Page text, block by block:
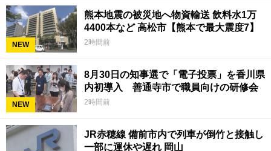
NEW
熊本地震の被災地へ物資輸送 飲料水1万
4400本など 高松市【熊本で最大震度7】
2時間前
NEW
8月30日の知事選で「電子投票」を香川県
内初導入 善通寺市で職員向けの研修会
2時間前
JR赤穂線 備前市内で列車が倒竹と接触し
一部に運休や遅れ 岡山